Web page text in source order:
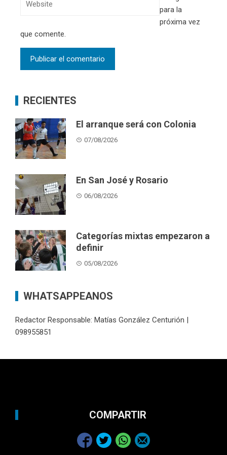
para la
próxima vez
que comente.
RECIENTES
El arranque será con Colonia
07/08/2026
En San José y Rosario
06/08/2026
Categorías mixtas empezaron a
definir
05/08/2026
WHATSAPPEANOS
Redactor Responsable: Matías González Centurión |
098955851
COMPARTIR